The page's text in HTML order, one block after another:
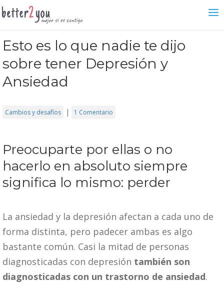
Esto es lo que nadie te dijo
sobre tener Depresión y
Ansiedad
Cambios y desafíos | 1 Comentario
Preocuparte por ellas o no
hacerlo en absoluto siempre
significa lo mismo: perder
La ansiedad y la depresión afectan a cada uno de
forma distinta, pero padecer ambas es algo
bastante común. Casi la mitad de personas
diagnosticadas con depresión también son
diagnosticadas con un trastorno de ansiedad.